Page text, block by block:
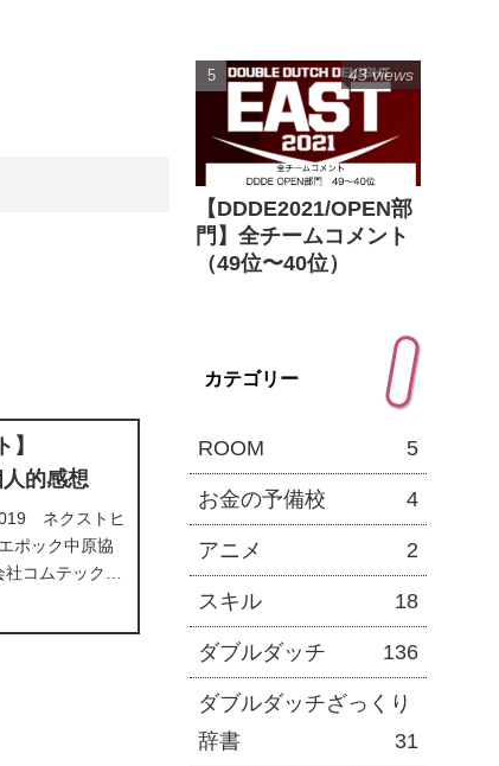
】
的感想
ネクストヒ
ポック中原協
コムテック株
【DDDE2021/OPEN部
門】全チームコメント
（49位〜40位）
43 views
カテゴリー
ROOM 5
お金の予備校 4
アニメ 2
スキル 18
ダブルダッチ 136
ダブルダッチざっくり
辞書
31